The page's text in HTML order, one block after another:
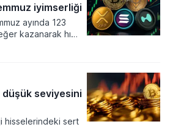
iyimserliği
ayında 123
kazanarak hızlı
Bitcoin ve
dolar
seviyesini
hisselerindeki sert